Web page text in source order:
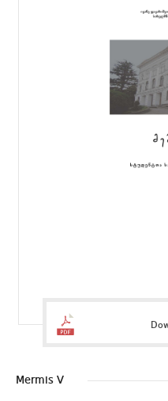
Mermis V